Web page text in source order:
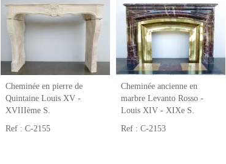
Cheminée en pierre de
Quintaine Louis XV -
XVIIIème S.
Ref : C-2155
Cheminée ancienne en
marbre Levanto Rosso -
Louis XIV - XIXe S.
Ref : C-2153